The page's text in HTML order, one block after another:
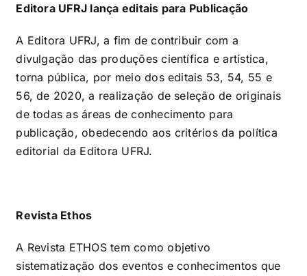
Editora UFRJ lança editais para Publicação
A Editora UFRJ, a fim de contribuir com a
divulgação das produções científica e artística,
torna pública, por meio dos editais 53, 54, 55 e
56, de 2020, a realização de seleção de originais
de todas as áreas de conhecimento para
publicação, obedecendo aos critérios da política
editorial da Editora UFRJ.
Revista Ethos
A Revista ETHOS tem como objetivo
sistematização dos eventos e conhecimentos que